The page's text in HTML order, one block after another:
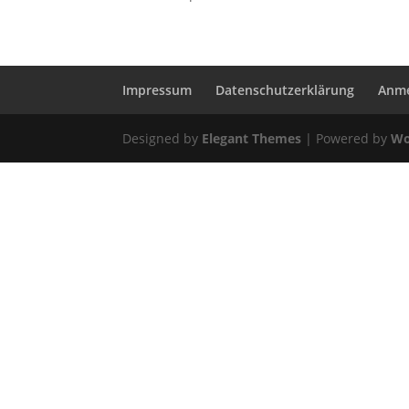
Impressum Datenschutzerklärung
Designed by Elegant Themes | Powered by